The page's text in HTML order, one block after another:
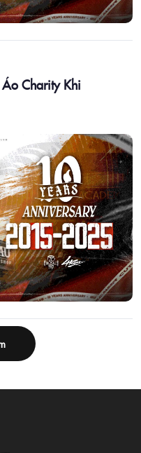
Charity Khi